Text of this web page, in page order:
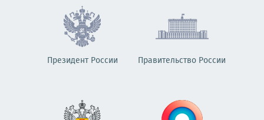
Президент России Правительство России